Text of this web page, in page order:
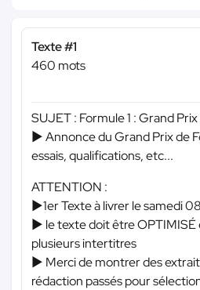
Texte #1
460 mots
SUJET : Formule 1 : Grand
► Annonce du Grand Prix de
essais, qualifications, etc...
ATTENTION :
►1er Texte à livrer le samedi
► le texte doit être
plusieurs intertitres
► Merci de montrer des
rédaction passés pour